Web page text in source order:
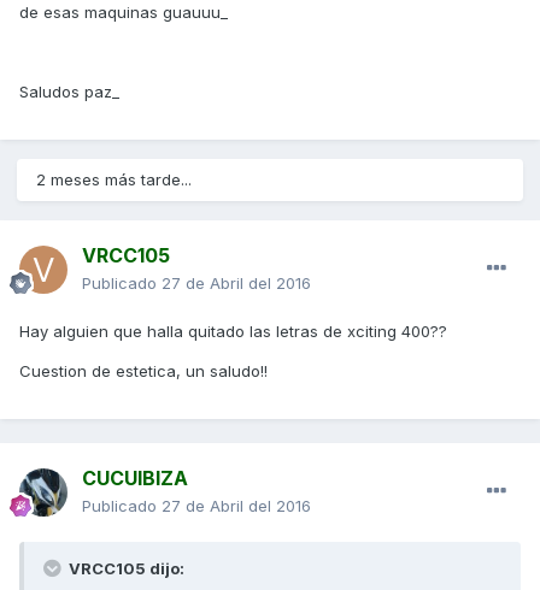
de esas maquinas guauuu_
Saludos paz_
2 meses más tarde...
VRCC105
Publicado 27 de Abril del 2016
Hay alguien que halla quitado las letras de xciting 400??
Cuestion de estetica, un saludo!!
CUCUIBIZA
Publicado 27 de Abril del 2016
VRCC105 dijo: